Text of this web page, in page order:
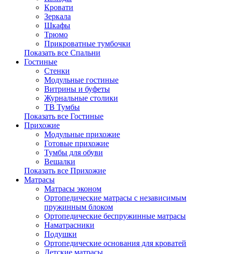
Кровати
Зеркала
Шкафы
Трюмо
Прикроватные тумбочки
Показать все Спальни
Гостиные
Стенки
Модульные гостиные
Витрины и буфеты
Журнальные столики
ТВ Тумбы
Показать все Гостиные
Прихожие
Модульные прихожие
Готовые прихожие
Тумбы для обуви
Вешалки
Показать все Прихожие
Матрасы
Матрасы эконом
Ортопедические матрасы с независимым
пружинным блоком
Ортопедические беспружинные матрасы
Наматрасники
Подушки
Ортопедические основания для кроватей
Детские матрасы